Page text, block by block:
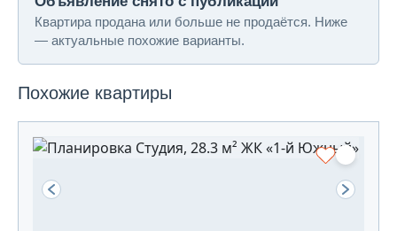
Квартира продана или больше не продаётся. Ниже
— актуальные похожие варианты.
Похожие квартиры